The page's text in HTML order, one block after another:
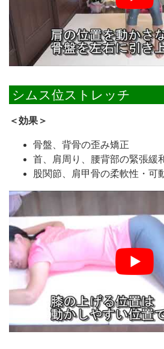
シムス位ストレッチ
＜効果＞
骨盤、背骨の歪み矯正
首、肩周り、腰背部の緊張緩
股関節、肩甲骨の柔軟性・可